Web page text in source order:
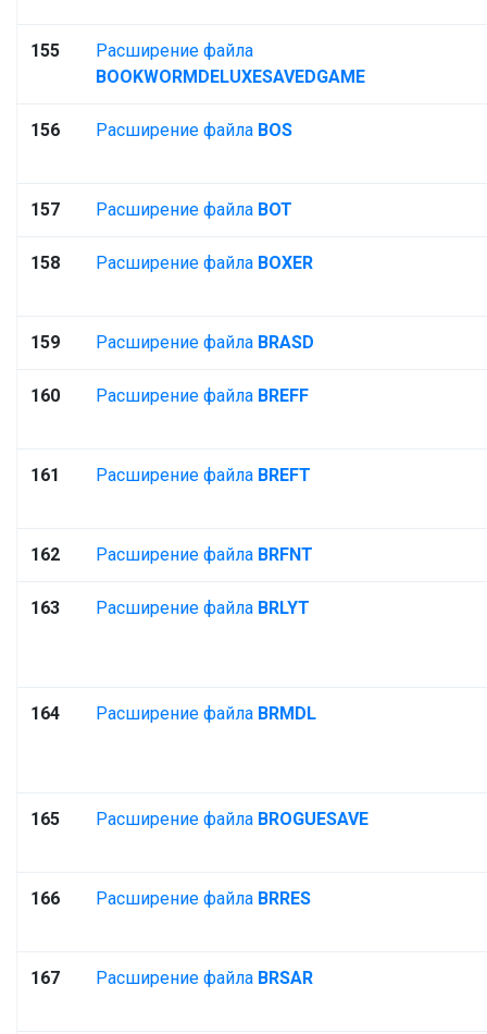
155
Расширение файла
BOOKWORMDELUXESAVEDGAME
156 Расширение файла BOS
157 Расширение файла BOT
158 Расширение файла BOXER
159 Расширение файла BRASD
160 Расширение файла BREFF
161 Расширение файла BREFT
162 Расширение файла BRFNT
163 Расширение файла BRLYT
164 Расширение файла BRMDL
165 Расширение файла BROGUESAVE
166 Расширение файла BRRES
167 Расширение файла BRSAR